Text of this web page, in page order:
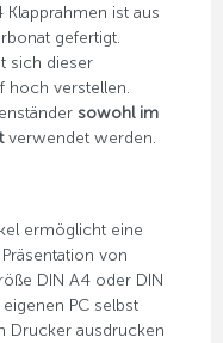
ist aus
gefertigt.
sich dieser
hoch verstellen.
sowohl im
verwendet werden.
ermöglicht eine
von
DIN A4 oder DIN
PC selbst
Drucker ausdrucken